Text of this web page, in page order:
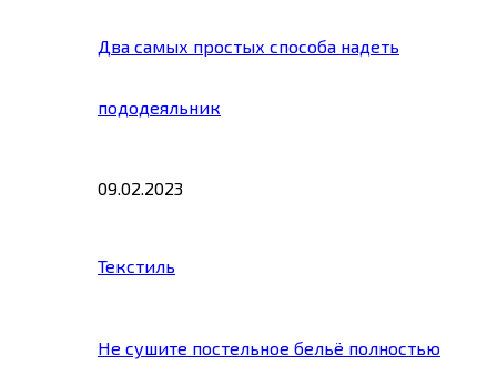
Два самых простых способа надеть
пододеяльник
09.02.2023
Текстиль
Не сушите постельное бельё полностью